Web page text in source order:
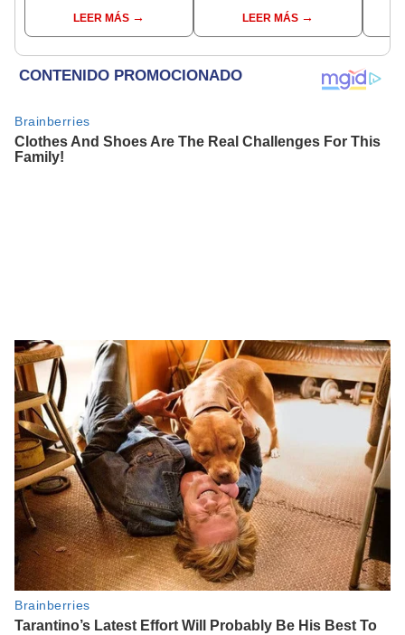
LEER MÁS
comunesLEER MÁS